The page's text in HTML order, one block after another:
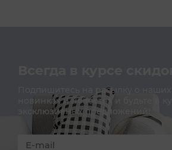
Всегда в курсе
Подпишитесь на расылку о наших
новинках и новостях и будьте в
эксклюзивных предложений!